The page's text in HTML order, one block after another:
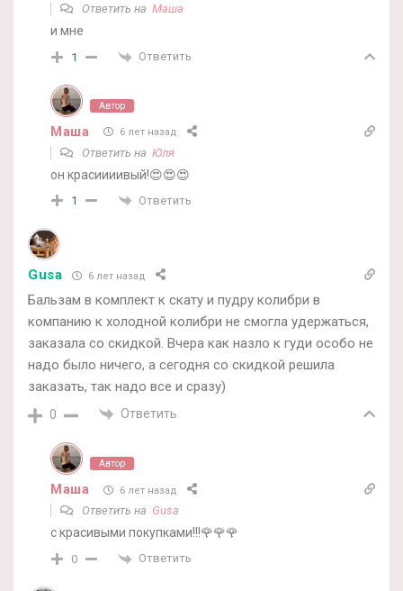
Ответить на Маша
и мне
1 Ответить
Автор
Маша 6 лет назад
Ответить на Юля
он красиииивый!😍😍😍
1 Ответить
Gusa 6 лет назад
Бальзам в комплект к скату и пудру колибри в
компанию к холодной колибри не смогла удержаться,
заказала со скидкой. Вчера как назло к гуди особо не
надо было ничего, а сегодня со скидкой решила
заказать, так надо все и сразу)
0 Ответить
Автор
Маша 6 лет назад
Ответить на Gusa
с красивыми покупками!!!🌹🌹🌹
0 Ответить